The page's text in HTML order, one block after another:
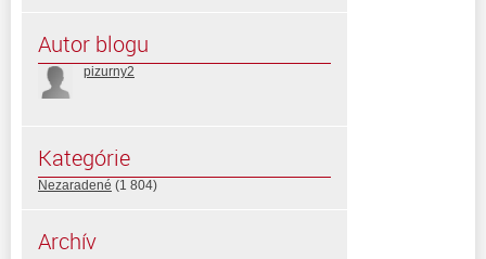
Autor blogu
pizurny2
Kategórie
Nezaradené (1 804)
Archív